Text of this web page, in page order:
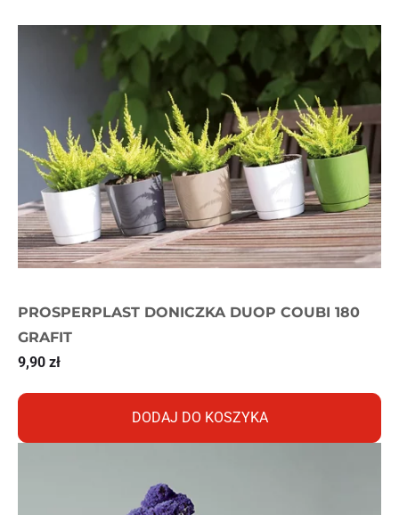
PROSPERPLAST DONICZKA DUOP COUBI 180
GRAFIT
9,90 zł
DODAJ DO KOSZYKA